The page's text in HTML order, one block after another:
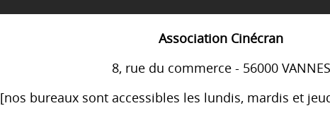
Association Cinécran
8, rue du commerce - 56000 VANNES
[nos bureaux sont accessibles les lundis, mardis et